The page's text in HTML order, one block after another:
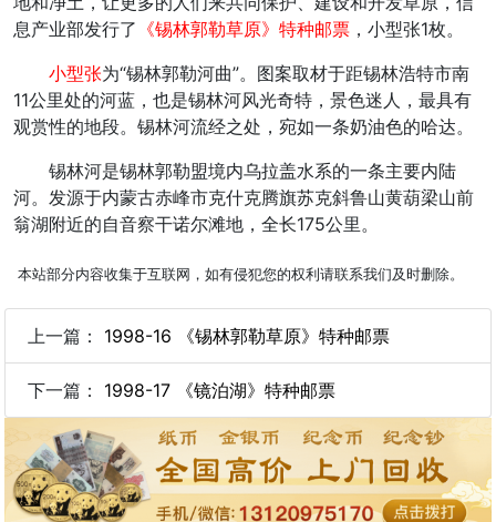
息产业部发行了 《锡林郭勒草原》特种邮票 ，小型张1枚。
小型张为“锡林郭勒河曲”。图案取材于距锡林浩特市南
11公里处的河蓝，也是锡林河风光奇特，景色迷人，最具有
观赏性的地段。锡林河流经之处，宛如一条奶油色的哈达。
锡林河是锡林郭勒盟境内乌拉盖水系的一条主要内陆
河。发源于内蒙古赤峰市克什克腾旗苏克斜鲁山黄葫梁山前
翁湖附近的自音察干诺尔滩地，全长175公里。
本站部分内容收集于互联网，如有侵犯您的权利请联系我们及时删除。
上一篇： 1998-16 《锡林郭勒草原》特种邮票
下一篇： 1998-17 《镜泊湖》特种邮票